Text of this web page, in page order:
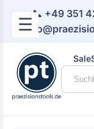
☰
📞 +49 351
📧
Sale